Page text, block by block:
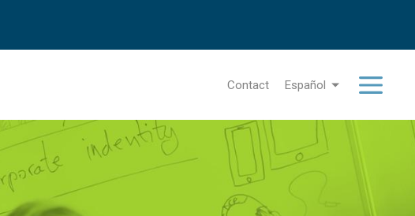
Contact Español Menu